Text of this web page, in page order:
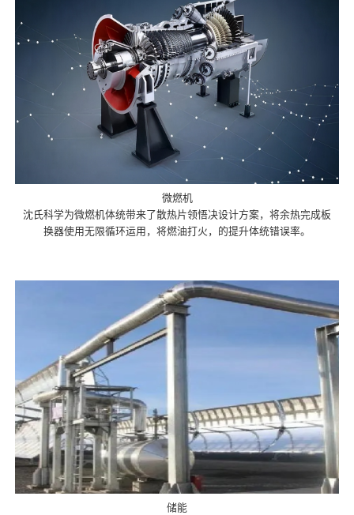
微燃机
沈氏科学为微燃机体统带来了散热片领悟决设计方案，将余热完成板
换器使用无限循环运用，将燃油打火，的提升体统错误率。
储能